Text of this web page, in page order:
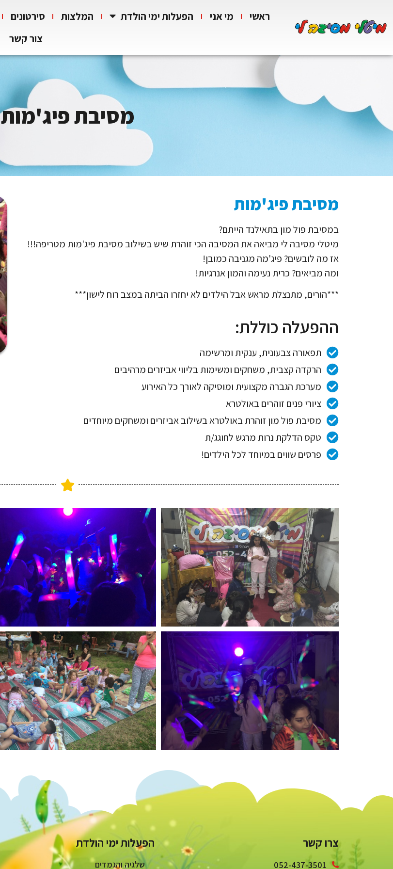
ראשי מי אני הפעלות ימי הולדת המלצות סירטונים
צור קשר
מסיבת פיג'מות
מסיבת פיג'מות
במסיבת פול מון בתאילנד הייתם?
מיטלי מסיבה לי מביאה את המסיבה הכי זוהרת שיש בשילוב מסיבת פיג'מות מטריפה!!!
אז מה לובשים? פיג'מה מגניבה כמובן!
ומה מביאים? כרית נעימה והמון אנרגיות!
***הורים, מתנצלת מראש אבל הילדים לא יחזרו הביתה במצב רוח לישון***
ההפעלה כוללת:
תפאורה צבעונית, ענקית ומרשימה
הרקדה קצבית, משחקים ומשימות בליווי אביזרים מרהיבים
מערכת הגברה מקצועית ומוסיקה לאורך כל האירוע
ציורי פנים זוהרים באולטרא
מסיבת פול מון זוהרת באולטרא בשילוב אביזרים ומשחקים מיוחדים
טקס הדלקת נרות מרגש לחוגג/ת
פרסים שווים במיוחד לכל הילדים!
צרו קשר
052-437-3501
הפעלות ימי הולדת
שלגיה והגמדים